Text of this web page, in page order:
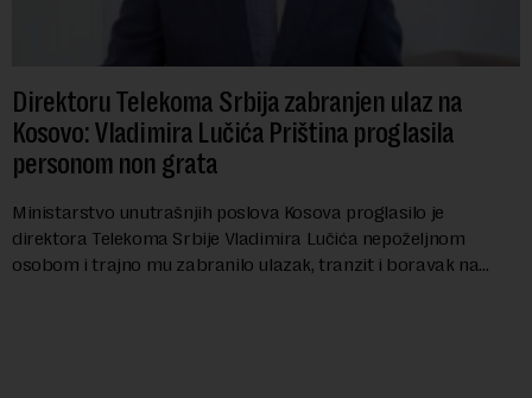
Direktoru Telekoma Srbija zabranjen ulaz na
Kosovo: Vladimira Lučića Priština proglasila
personom non grata
Ministarstvo unutrašnjih poslova Kosova proglasilo je
direktora Telekoma Srbije Vladimira Lučića nepoželjnom
osobom i trajno mu zabranilo ulazak, tranzit i boravak na